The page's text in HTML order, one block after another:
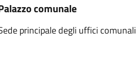
comunale
principale degli uffici comunali